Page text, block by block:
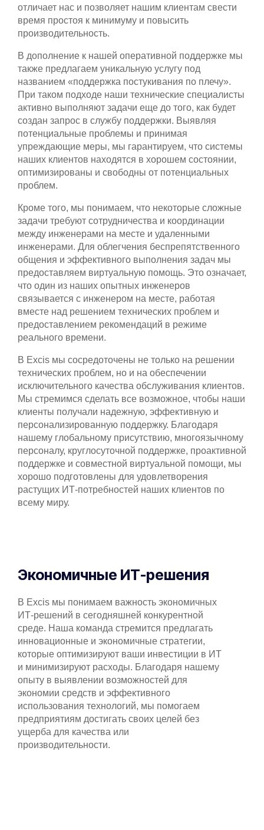
отличает нас и позволяет нашим клиентам свести
время простоя к минимуму и повысить
производительность.
В дополнение к нашей оперативной поддержке мы
также предлагаем уникальную услугу под
названием «поддержка постукивания по плечу».
При таком подходе наши технические специалисты
активно выполняют задачи еще до того, как будет
создан запрос в службу поддержки. Выявляя
потенциальные проблемы и принимая
упреждающие меры, мы гарантируем, что системы
наших клиентов находятся в хорошем состоянии,
оптимизированы и свободны от потенциальных
проблем.
Кроме того, мы понимаем, что некоторые сложные
задачи требуют сотрудничества и координации
между инженерами на месте и удаленными
инженерами. Для облегчения беспрепятственного
общения и эффективного выполнения задач мы
предоставляем виртуальную помощь. Это означает,
что один из наших опытных инженеров
связывается с инженером на месте, работая
вместе над решением технических проблем и
предоставлением рекомендаций в режиме
реального времени.
В Excis мы сосредоточены не только на решении
технических проблем, но и на обеспечении
исключительного качества обслуживания клиентов.
Мы стремимся сделать все возможное, чтобы наши
клиенты получали надежную, эффективную и
персонализированную поддержку. Благодаря
нашему глобальному присутствию, многоязычному
персоналу, круглосуточной поддержке, проактивной
поддержке и совместной виртуальной помощи, мы
хорошо подготовлены для удовлетворения
растущих ИТ-потребностей наших клиентов по
всему миру.
Экономичные ИТ-решения
В Excis мы понимаем важность экономичных
ИТ-решений в сегодняшней конкурентной
среде. Наша команда стремится предлагать
инновационные и экономичные стратегии,
которые оптимизируют ваши инвестиции в ИТ
и минимизируют расходы. Благодаря нашему
опыту в выявлении возможностей для
экономии средств и эффективного
использования технологий, мы помогаем
предприятиям достигать своих целей без
ущерба для качества или
производительности.